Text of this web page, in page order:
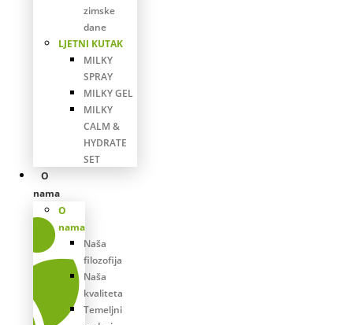
zimske
dane
LJETNI KUTAK
MILKY
SPRAY
MILKY GEL
MILKY
CALM &
HYDRATE
SET
O
nama
O
nama
Naša
filozofija
Naša
kvaliteta
Temeljni